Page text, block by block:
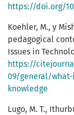
https://doi.org/
Koehler, M., y
pedagogical
Issues in
https://
09/general/
knowledge
Lugo, M. T.,